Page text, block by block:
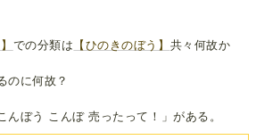
での分類は 【ひのきのぼう】 共々何故か
に何故？
んぼう こんぼ 売ったって！」がある。